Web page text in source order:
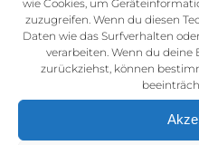
wie Cookies, um
zuzugreifen. Wenn du diesen
Daten wie das Surfverhalten
verarbeiten. Wenn du
zurückziehst, können
Kategorie: